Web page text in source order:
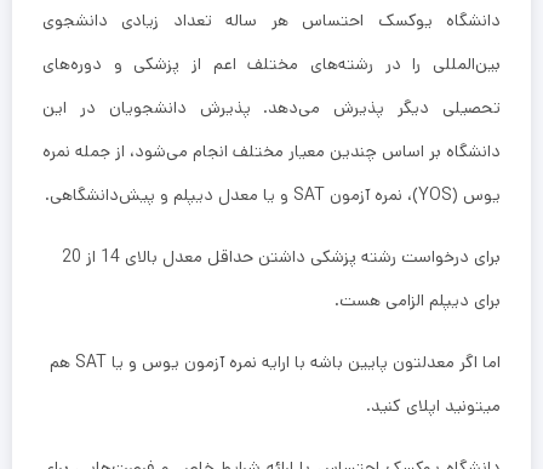
دانشگاه یوکسک احتساس هر ساله تعداد زیادی دانشجوی
بین‌المللی را در رشته‌های مختلف اعم از پزشکی و دوره‌های
تحصیلی دیگر پذیرش می‌دهد. پذیرش دانشجویان در این
دانشگاه بر اساس چندین معیار مختلف انجام می‌شود، از جمله نمره
یوس (YOS)، نمره آزمون SAT و یا معدل دیپلم و پیش‌دانشگاهی.
برای درخواست رشته پزشکی داشتن حداقل معدل بالای 14 از 20
برای دیپلم الزامی هست.
اما اگر معدلتون پایین باشه با ارایه نمره آزمون یوس و یا SAT هم
میتونید اپلای کنید.